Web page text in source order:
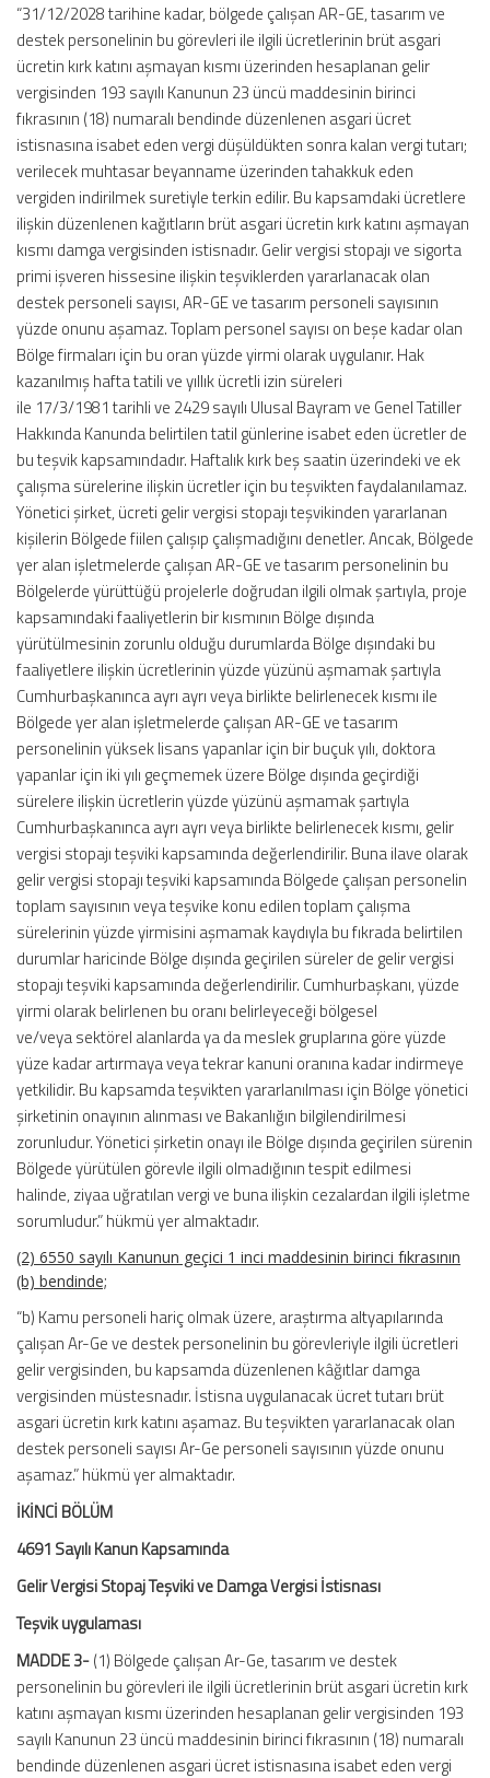
“31/12/2028 tarihine kadar, bölgede çalışan AR-GE, tasarım ve
destek personelinin bu görevleri ile ilgili ücretlerinin brüt asgari
ücretin kırk katını aşmayan kısmı üzerinden hesaplanan gelir
vergisinden 193 sayılı Kanunun 23 üncü maddesinin birinci
fıkrasının (18) numaralı bendinde düzenlenen asgari ücret
istisnasına isabet eden vergi düşüldükten sonra kalan vergi tutarı;
verilecek muhtasar beyanname üzerinden tahakkuk eden
vergiden indirilmek suretiyle terkin edilir. Bu kapsamdaki ücretlere
ilişkin düzenlenen kağıtların brüt asgari ücretin kırk katını aşmayan
kısmı damga vergisinden istisnadır. Gelir vergisi stopajı ve sigorta
primi işveren hissesine ilişkin teşviklerden yararlanacak olan
destek personeli sayısı, AR-GE ve tasarım personeli sayısının
yüzde onunu aşamaz. Toplam personel sayısı on beşe kadar olan
Bölge firmaları için bu oran yüzde yirmi olarak uygulanır. Hak
kazanılmış hafta tatili ve yıllık ücretli izin süreleri
ile 17/3/1981 tarihli ve 2429 sayılı Ulusal Bayram ve Genel Tatiller
Hakkında Kanunda belirtilen tatil günlerine isabet eden ücretler de
bu teşvik kapsamındadır. Haftalık kırk beş saatin üzerindeki ve ek
çalışma sürelerine ilişkin ücretler için bu teşvikten faydalanılamaz.
Yönetici şirket, ücreti gelir vergisi stopajı teşvikinden yararlanan
kişilerin Bölgede fiilen çalışıp çalışmadığını denetler. Ancak, Bölgede
yer alan işletmelerde çalışan AR-GE ve tasarım personelinin bu
Bölgelerde yürüttüğü projelerle doğrudan ilgili olmak şartıyla, proje
kapsamındaki faaliyetlerin bir kısmının Bölge dışında
yürütülmesinin zorunlu olduğu durumlarda Bölge dışındaki bu
faaliyetlere ilişkin ücretlerinin yüzde yüzünü aşmamak şartıyla
Cumhurbaşkanınca ayrı ayrı veya birlikte belirlenecek kısmı ile
Bölgede yer alan işletmelerde çalışan AR-GE ve tasarım
personelinin yüksek lisans yapanlar için bir buçuk yılı, doktora
yapanlar için iki yılı geçmemek üzere Bölge dışında geçirdiği
sürelere ilişkin ücretlerin yüzde yüzünü aşmamak şartıyla
Cumhurbaşkanınca ayrı ayrı veya birlikte belirlenecek kısmı, gelir
vergisi stopajı teşviki kapsamında değerlendirilir. Buna ilave olarak
gelir vergisi stopajı teşviki kapsamında Bölgede çalışan personelin
toplam sayısının veya teşvike konu edilen toplam çalışma
sürelerinin yüzde yirmisini aşmamak kaydıyla bu fıkrada belirtilen
durumlar haricinde Bölge dışında geçirilen süreler de gelir vergisi
stopajı teşviki kapsamında değerlendirilir. Cumhurbaşkanı, yüzde
yirmi olarak belirlenen bu oranı belirleyeceği bölgesel
ve/veya sektörel alanlarda ya da meslek gruplarına göre yüzde
yüze kadar artırmaya veya tekrar kanuni oranına kadar indirmeye
yetkilidir. Bu kapsamda teşvikten yararlanılması için Bölge yönetici
şirketinin onayının alınması ve Bakanlığın bilgilendirilmesi
zorunludur. Yönetici şirketin onayı ile Bölge dışında geçirilen sürenin
Bölgede yürütülen görevle ilgili olmadığının tespit edilmesi
halinde, ziyaa uğratılan vergi ve buna ilişkin cezalardan ilgili işletme
sorumludur.” hükmü yer almaktadır.
(2) 6550 sayılı Kanunun geçici 1 inci maddesinin birinci fıkrasının
(b) bendinde;
“b) Kamu personeli hariç olmak üzere, araştırma altyapılarında
çalışan Ar-Ge ve destek personelinin bu görevleriyle ilgili ücretleri
gelir vergisinden, bu kapsamda düzenlenen kâğıtlar damga
vergisinden müstesnadır. İstisna uygulanacak ücret tutarı brüt
asgari ücretin kırk katını aşamaz. Bu teşvikten yararlanacak olan
destek personeli sayısı Ar-Ge personeli sayısının yüzde onunu
aşamaz.” hükmü yer almaktadır.
İKİNCİ BÖLÜM
4691 Sayılı Kanun Kapsamında
Gelir Vergisi Stopaj Teşviki ve Damga Vergisi İstisnası
Teşvik uygulaması
MADDE 3-(1) Bölgede çalışan Ar-Ge, tasarım ve destek
personelinin bu görevleri ile ilgili ücretlerinin brüt asgari ücretin kırk
katını aşmayan kısmı üzerinden hesaplanan gelir vergisinden 193
sayılı Kanunun 23 üncü maddesinin birinci fıkrasının (18) numaralı
bendinde düzenlenen asgari ücret istisnasına isabet eden vergi